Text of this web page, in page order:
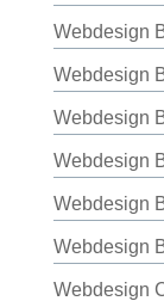
Webdesign
Webdesign
Webdesign
Webdesign
Webdesign
Webdesign
Webdesign